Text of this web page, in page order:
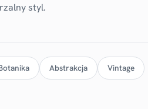
styl.
Abstrakcja Vintage